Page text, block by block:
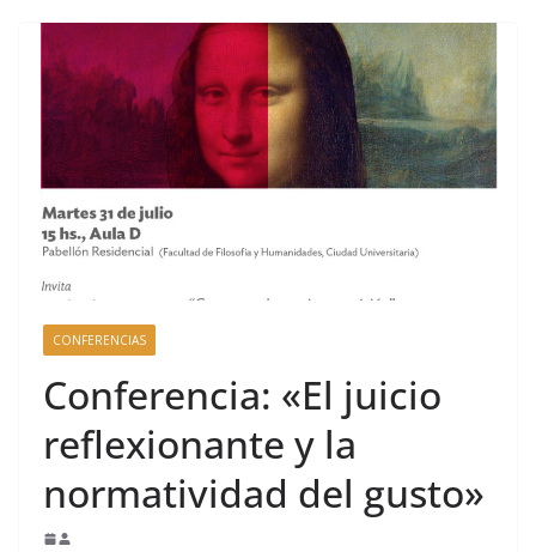
CONFERENCIAS
Conferencia: «El juicio
reflexionante y la
normatividad del gusto»